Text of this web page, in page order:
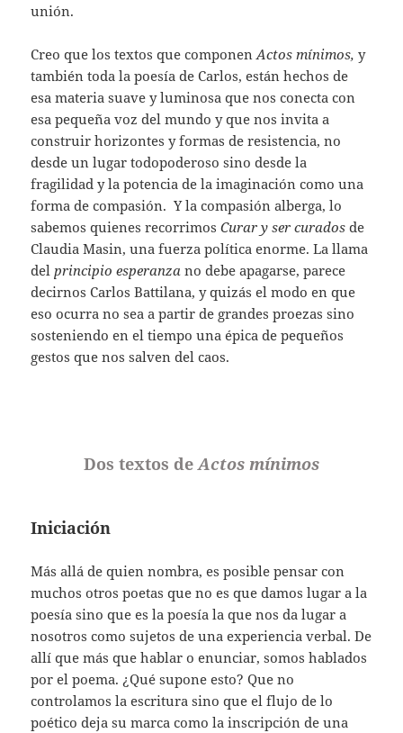
unión.
Creo que los textos que componenActos mínimos, y
también toda la poesía de Carlos, están hechos de
esa materia suave y luminosa que nos conecta con
esa pequeña voz del mundo y que nos invita a
construir horizontes y formas de resistencia, no
desde un lugar todopoderoso sino desde la
fragilidad y la potencia de la imaginación como una
forma de compasión. Y la compasión alberga, lo
sabemos quienes recorrimosCurar y ser curados de
Claudia Masin, una fuerza política enorme. La llama
del principio esperanza no debe apagarse, parece
decirnos Carlos Battilana, y quizás el modo en que
eso ocurra no sea a partir de grandes proezas sino
sosteniendo en el tiempo una épica de pequeños
gestos que nos salven del caos.
Dos textos de Actos mínimos
Iniciación
Más allá de quien nombra, es posible pensar con
muchos otros poetas que no es que damos lugar a la
poesía sino que es la poesía la que nos da lugar a
nosotros como sujetos de una experiencia verbal. De
allí que más que hablar o enunciar, somos hablados
por el poema. ¿Qué supone esto? Que no
controlamos la escritura sino que el flujo de lo
poético deja su marca como la inscripción de una